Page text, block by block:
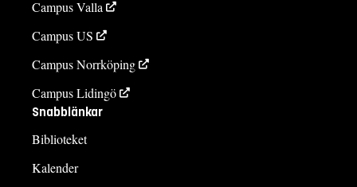
Campus Valla
Campus US
Campus Norrköping
Campus Lidingö
Snabblänkar
Biblioteket
Kalender